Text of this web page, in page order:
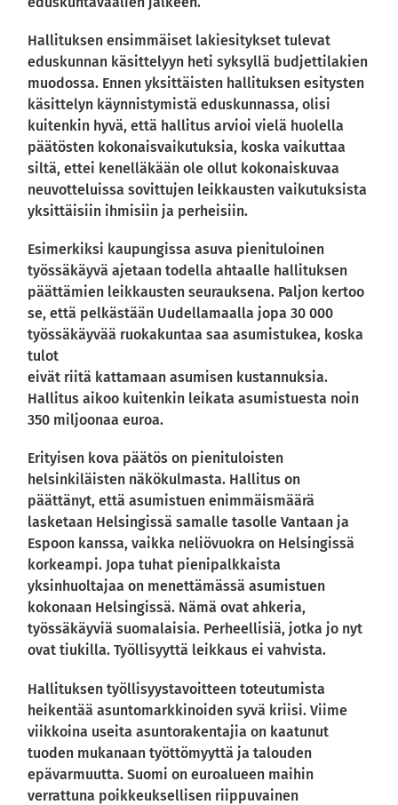
Hallituksen ensimmäiset lakiesitykset tulevat
eduskunnan käsittelyyn heti syksyllä budjettilakien
muodossa. Ennen yksittäisten hallituksen esitysten
käsittelyn käynnistymistä eduskunnassa, olisi
kuitenkin hyvä, että hallitus arvioi vielä huolella
päätösten kokonaisvaikutuksia, koska vaikuttaa
siltä, ettei kenelläkään ole ollut kokonaiskuvaa
neuvotteluissa sovittujen leikkausten vaikutuksista
yksittäisiin ihmisiin ja perheisiin.
Esimerkiksi kaupungissa asuva pienituloinen
työssäkäyvä ajetaan todella ahtaalle hallituksen
päättämien leikkausten seurauksena. Paljon kertoo
se, että pelkästään Uudellamaalla jopa 30 000
työssäkäyvää ruokakuntaa saa asumistukea, koska
tulot
eivät riitä kattamaan asumisen kustannuksia.
Hallitus aikoo kuitenkin leikata asumistuesta noin
350 miljoonaa euroa.
Erityisen kova päätös on pienituloisten
helsinkiläisten näkökulmasta. Hallitus on
päättänyt, että asumistuen enimmäismäärä
lasketaan Helsingissä samalle tasolle Vantaan ja
Espoon kanssa, vaikka neliövuokra on Helsingissä
korkeampi. Jopa tuhat pienipalkkaista
yksinhuoltajaa on menettämässä asumistuen
kokonaan Helsingissä. Nämä ovat ahkeria,
työssäkäyviä suomalaisia. Perheellisiä, jotka jo nyt
ovat tiukilla. Työllisyyttä leikkaus ei vahvista.
Hallituksen työllisyystavoitteen toteutumista
heikentää asuntomarkkinoiden syvä kriisi. Viime
viikkoina useita asuntorakentajia on kaatunut
tuoden mukanaan työttömyyttä ja talouden
epävarmuutta. Suomi on euroalueen maihin
verrattuna poikkeuksellisen riippuvainen